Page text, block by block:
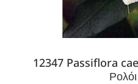
12347 Passiflora